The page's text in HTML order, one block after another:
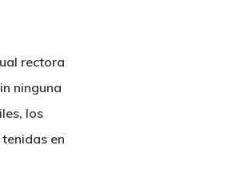
rectora
ninguna
los
en